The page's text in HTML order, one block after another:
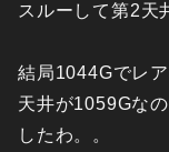
スルーして第2天
結局1044Gでレ
天井が1059Gな
したわ。。